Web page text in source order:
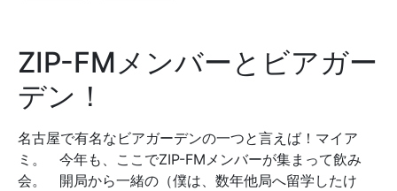
ZIP-FMメンバーとビアガー
デン！
名古屋で有名なビアガーデンの一つと言えば！マイア
ミ。 今年も、ここでZIP-FMメンバーが集まって飲み
会。 開局から一緒の（僕は、数年他局へ留学したけ